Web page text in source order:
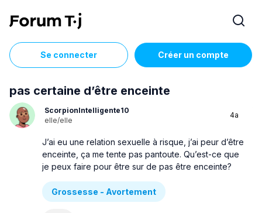
Se connecter Créer un compte
pas certaine d’être enceinte
ScorpionIntelligente10
elle/elle
4a
J’ai eu une relation sexuelle à risque, j’ai peur d’être
enceinte, ça me tente pas pantoute. Qu’est-ce que
je peux faire pour être sur de pas être enceinte?
Grossesse - Avortement